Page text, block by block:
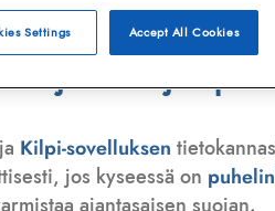
tai
Kilpi-sovelluksen
jos kyseessä on
Accept All Cookies
Settings